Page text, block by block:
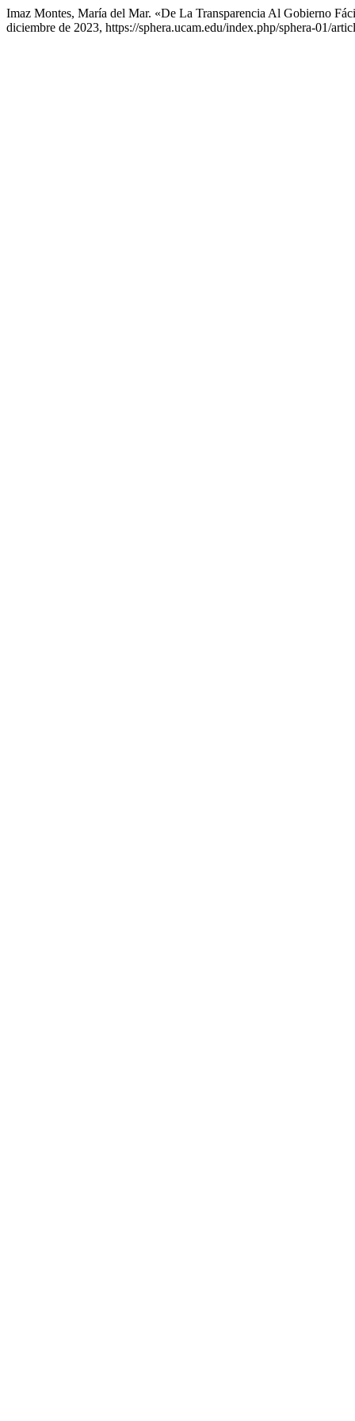
Imaz Montes, María del Mar. «De La Transparencia Al Gobierno
diciembre de 2023, https://sphera.ucam.edu/index.php/sphera-01/